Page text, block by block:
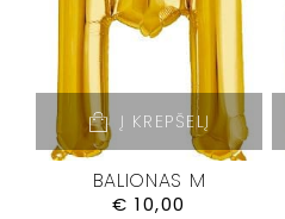
Į KREPŠELĮ
BALIONAS M
€ 10,00